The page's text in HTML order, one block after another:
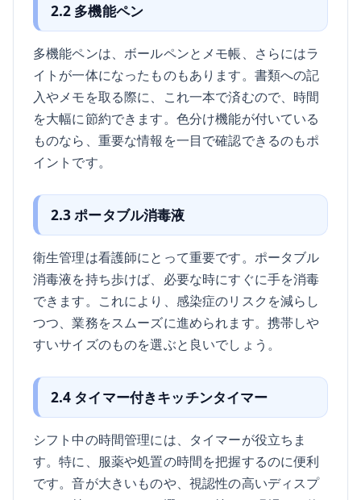
2.2 多機能ペン
多機能ペンは、ボールペンとメモ帳、さらにはラ
イトが一体になったものもあります。書類への記
入やメモを取る際に、これ一本で済むので、時間
を大幅に節約できます。色分け機能が付いている
ものなら、重要な情報を一目で確認できるのもポ
イントです。
2.3 ポータブル消毒液
衛生管理は看護師にとって重要です。ポータブル
消毒液を持ち歩けば、必要な時にすぐに手を消毒
できます。これにより、感染症のリスクを減らし
つつ、業務をスムーズに進められます。携帯しや
すいサイズのものを選ぶと良いでしょう。
2.4 タイマー付きキッチンタイマー
シフト中の時間管理には、タイマーが役立ちま
す。特に、服薬や処置の時間を把握するのに便利
です。音が大きいものや、視認性の高いディスプ